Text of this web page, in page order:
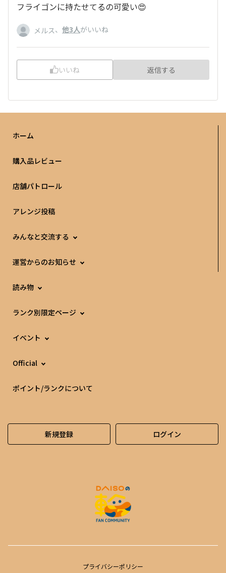
フライゴンに持たせてるの可愛い😍
メルス、 他3人がいいね
いいね 返信する
ホーム
購入品レビュー
店舗パトロール
アレンジ投稿
みんなと交流する
運営からのお知らせ
読み物
ランク別限定ページ
イベント
Official
ポイント/ランクについて
新規登録 ログイン
プライバシーポリシー